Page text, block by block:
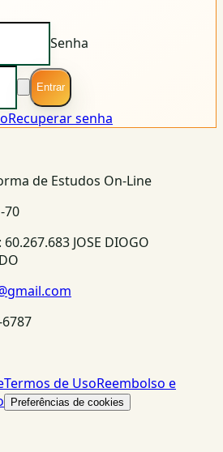
Senha
Entrar
Recuperar senha
de Estudos On-Line
70
60.267.683 JOSE DIOGO
Termos de UsoReembolso e
Preferências de cookies